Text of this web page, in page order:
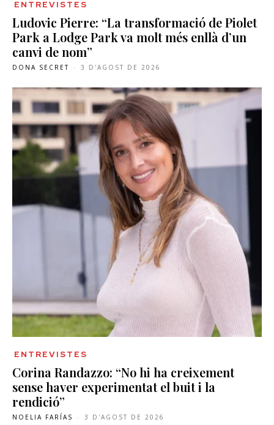
ENTREVISTES
Ludovic Pierre: “La transformació de Piolet
Park a Lodge Park va molt més enllà d’un
canvi de nom”
DONA SECRET - 3 D'AGOST DE 2026
ENTREVISTES
Corina Randazzo: “No hi ha creixement
sense haver experimentat el buit i la
rendició”
NOELIA FARÍAS - 3 D'AGOST DE 2026